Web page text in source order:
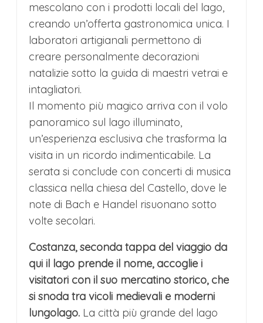
mescolano con i prodotti locali del lago,
creando un’offerta gastronomica unica. I
laboratori artigianali permettono di
creare personalmente decorazioni
natalizie sotto la guida di maestri vetrai e
intagliatori.
Il momento più magico arriva con il volo
panoramico sul lago illuminato,
un’esperienza esclusiva che trasforma la
visita in un ricordo indimenticabile. La
serata si conclude con concerti di musica
classica nella chiesa del Castello, dove le
note di Bach e Handel risuonano sotto
volte secolari.
Costanza, seconda tappa del viaggio da
qui il lago prende il nome, accoglie i
visitatori con il suo mercatino storico, che
si snoda tra vicoli medievali e moderni
lungolago. La città più grande del lago